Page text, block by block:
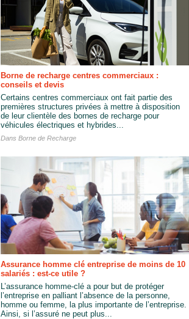
Borne de recharge centres commerciaux :
conseils et devis
Certains centres commerciaux ont fait partie des
premières structures privées à mettre à disposition
de leur clientèle des bornes de recharge pour
véhicules électriques et hybrides...
Dans Borne de Recharge
Assurance homme clé entreprise de moins de 10
salariés : est-ce utile ?
L’assurance homme-clé a pour but de protéger
l’entreprise en palliant l’absence de la personne,
homme ou femme, la plus importante de l’entreprise.
Ainsi, si l’assuré ne peut plus...